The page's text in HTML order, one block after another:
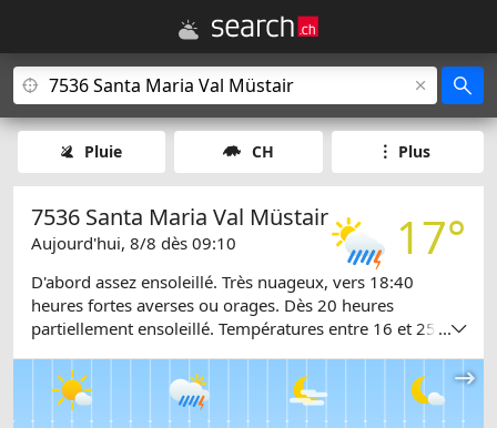
Pluie CH Plus
17°
7536 Santa Maria Val Müstair
Aujourd'hui, 8/8 dès 09:10
D'abord assez ensoleillé. Très nuageux, vers 18:40
heures fortes averses ou orages. Dès 20 heures
partiellement ensoleillé. Températures entre 16 et 25 ...